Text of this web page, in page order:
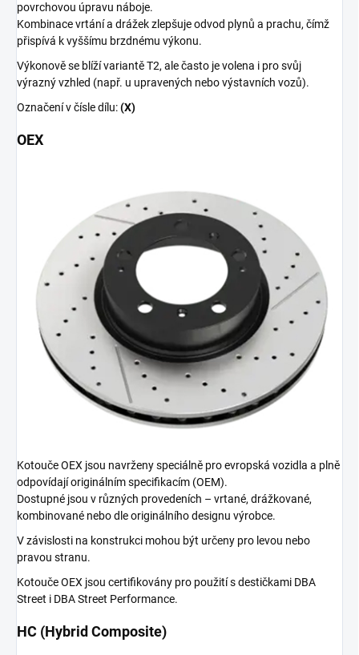
povrchovou úpravu náboje.
Kombinace vrtání a drážek zlepšuje odvod plynů a prachu, čímž
přispívá k vyššímu brzdnému výkonu.
Výkonově se blíží variantě T2, ale často je volena i pro svůj
výrazný vzhled (např. u upravených nebo výstavních vozů).
Označení v čísle dílu:(X)
OEX
Kotouče OEX jsou navrženy speciálně pro evropská vozidla a plně
odpovídají originálním specifikacím (OEM).
Dostupné jsou v různých provedeních – vrtané, drážkované,
kombinované nebo dle originálního designu výrobce.
V závislosti na konstrukci mohou být určeny pro levou nebo
pravou stranu.
Kotouče OEX jsou certifikovány pro použití s destičkami DBA
Street i DBA Street Performance.
HC (Hybrid Composite)